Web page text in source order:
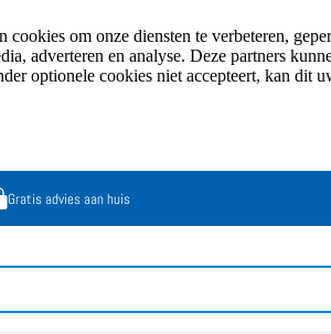
om onze diensten te verbeteren,
adverteren en analyse. Deze partners
optionele cookies niet accepteert, kan
Gratis advies aan huis